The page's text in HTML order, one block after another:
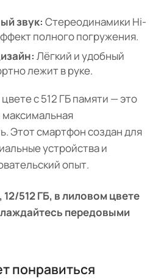
звук: Стереодинамики Hi-
полного погружения.
Лёгкий и удобный
лежит в руке.
с 512 ГБ памяти — это
максимальная
Этот смартфон создан для
устройства и
опыт.
512 ГБ, в лиловом цвете
передовыми
понравиться